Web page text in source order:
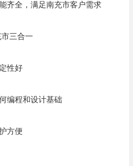
齐全，满足南充市客户需求
三合一
性好
编程和设计基础
方便